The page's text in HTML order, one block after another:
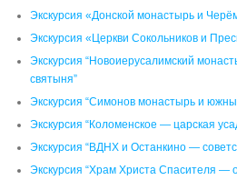
Экскурсия «Донской монастырь и
Экскурсия «Церкви Сокольников и
Экскурсия “Новоиерусалимский
святыня”
Экскурсия “Симонов монастырь и
Экскурсия “Коломенское — царская
Экскурсия “ВДНХ и Останкино —
Экскурсия “Храм Христа Спасителя —